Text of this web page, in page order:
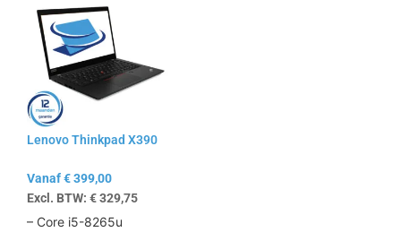
Lenovo Thinkpad X390
Vanaf€399,00
Excl. BTW: €329,75
– Core i5-8265u
heeft
meerdere
variaties.
optie
gekozen
productpagina